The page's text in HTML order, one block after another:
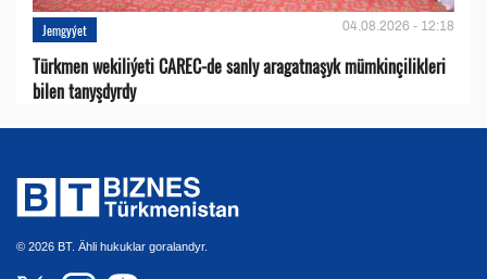
Jemgyýet 04.08.2026 - 12:18
Türkmen wekiliýeti CAREC-de sanly aragatnaşyk mümkinçilikleri
bilen tanyşdyrdy
© 2026 BT. Ähli hukuklar goralandyr.